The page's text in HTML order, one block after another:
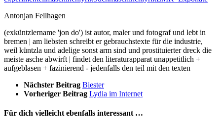
Antonjan Fellhagen
(exküntzlername 'jon do') ist autor, maler und fotograf und lebt in
bremen | am liebsten schreibt er gebrauchstexte für die industrie,
weil küntzla und adelige sonst arm sind und prostituierter dreck die
meiste asche abwirft | findet den literaturapparat unappetitlich +
aufgeblasen + fazinierend - jedenfalls den teil mit den texten
Nächster Beitrag Biester
Vorheriger Beitrag Lydia im Internet
Für dich vielleicht ebenfalls interessant …